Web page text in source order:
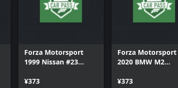
Forza Motorsport
1999 Nissan #23
¥373
Forza Motorsport
2020 BMW M2
¥373